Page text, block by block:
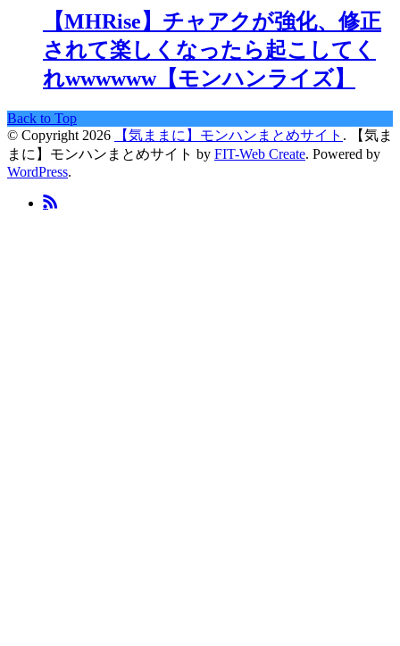
【MHRise】チャアクが強化、修正
されて楽しくなったら起こしてく
れwwwwww【モンハンライズ】
Back to Top
© Copyright 2026
【気ままに】モンハンまとめサイト .
【気ま
まに】モンハンまとめサイト by FIT-Web Create. Powered by
WordPress.